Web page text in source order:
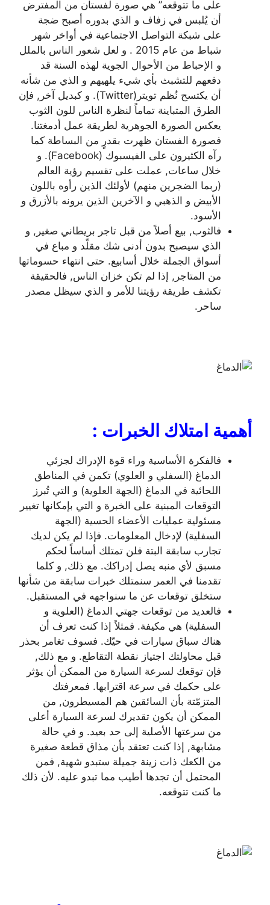
على ما تتوقعه” هي صورة لفستان من المفترض
أن يُلبس في زفاف و الذي بدوره أصبح ضجة
على شبكة التواصل الاجتماعية في أواخر شهر
شباط من عام 2015 . و لعل شعور الناس بالملل
و الإحباط من الأحوال الجوية لهذه السنة قد
دفعهم للتشبث بأي شيء يلهيهم و الذي من شأنه
أن يكتسح نُظم تويتر(Twitter). و كبديل آخر, فإن
الطرق المتباينة تماماً لنظرة الناس للون الثوب
يعكس الصورة الجوهرية لطريقة عمل أدمغتنا.
فصورة الفستان ظهرت بقدرٍ من البساطة كما
رآه الكثيرون على الفيسبوك (Facebook). و
خلال ساعات, عملت على تقسيم رؤية العالم
(ربما الضجرين منهم) لأولئك الذين رأوه باللون
الأبيض و الذهبي و الآخرين الذين يرونه بالأزرق و
الأسود.
فالثوب, بيع أصلاً من قبل تاجر بريطاني صغير, و
الذي سيصبح بدون أدنى شك مقلّد و مباع في
أسواق الجملة خلال أسابيع. حتى انتهاء حسوماتها
من المتاجر, إذا لم تكن خزان الناس, فالحقيقة
تكشف طريقة رؤيتنا للأمر و الذي سيظل مصدر
ساحر.
أهمية امتلاك الخبرات :
فالفكرة الأساسية وراء قوة الإدراك لجزئي
الدماغ (السفلي و العلوي) تكمن في المناطق
اللحائية في الدماغ (الجهة العلوية) و التي تُبرز
التوقعات المبنية على الخبرة و التي بإمكانها تغيير
مسئولية عمليات الأعضاء الحسية (الجهة
السفلية) لإدخال المعلومات. فإذا لم يكن لديك
تجارب سابقة البتة فلن تمتلك أساساً لحكم
مسبق لأي منبه يصل إدراكك. مع ذلك, و كلما
تقدمنا في العمر سنمتلك خبرات سابقة من شأنها
ستخلق توقعات عن ما سنواجهه في المستقبل.
فالعديد من توقعات جهتي الدماغ (العلوية و
السفلية) هي مكيفة. فمثلاً إذا كنت تعرف أن
هناك سباق سيارات في حيّك. فسوف تغامر بحذر
قبل محاولتك اجتياز نقطة التقاطع. و مع ذلك,
فإن توقعك لسرعة السيارة من الممكن أن يؤثر
على حكمك في سرعة اقترابها. فمعرفتك
المتزمّتة بأن السائقين هم المسيطرون, من
الممكن أن يكون تقديرك لسرعة السيارة أعلى
من سرعتها الأصلية إلى حد بعيد. و في حالة
مشابهة, إذا كنت تعتقد بأن مذاق قطعة صغيرة
من الكعك ذات زينة جميلة ستبدو شهية, فمن
المحتمل أن تجدها أطيب مما تبدو عليه. لأن ذلك
ما كنت تتوقعه.